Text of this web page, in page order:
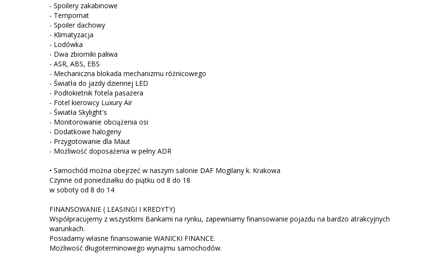
- Spoilery zakabinowe
- Tempomat
- Spoiler dachowy
- Klimatyzacja
- Lodówka
- Dwa zbiorniki paliwa
- ASR, ABS, EBS
- Mechaniczna blokada mechanizmu różnicowego
- Światła do jazdy dziennej LED
- Podłokietnik fotela pasażera
- Fotel kierowcy Luxury Air
- Światła Skylight's
- Monitorowanie obciążenia osi
- Dodatkowe halogeny
- Przygotowanie dla Maut
- Możliwość doposażenia w pełny ADR
• Samochód można obejrzeć w naszym salonie DAF Mogilany k. Krakowa
Czynne od poniedziałku do piątku od 8 do 18
w soboty od 8 do 14
FINANSOWANIE ( LEASINGI I KREDYTY)
Współpracujemy z wszystkimi Bankami na rynku, zapewniamy finansowanie pojazdu na bardzo atrakcyjnych
warunkach.
Posiadamy własne finansowanie WANICKI FINANCE.
Możliwość długoterminowego wynajmu samochodów.